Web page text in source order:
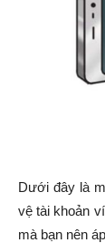
Dưới đây là
vệ tài khoản
mà bạn nên